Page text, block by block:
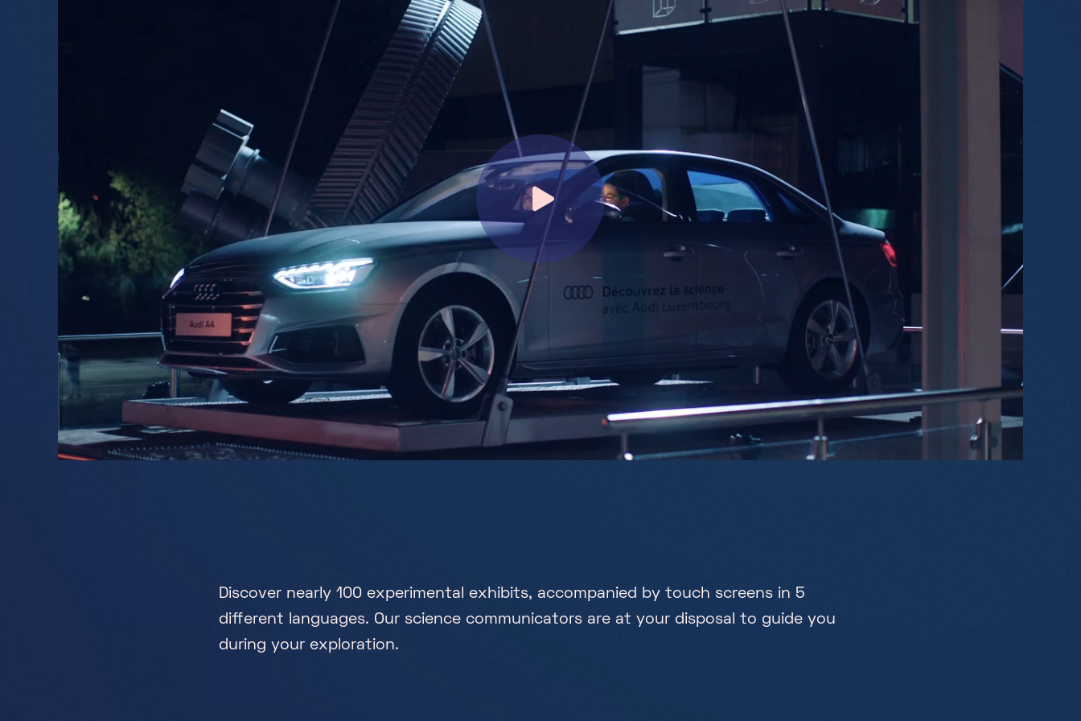
Discover near y 1 00 experimenta ex hi bits, accompanied by touch screens in 5
diferent anguages. Our science communicators are at your disposa to guide you
during your exp oration.